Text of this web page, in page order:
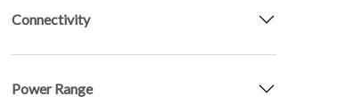
KONTAKT
07
Connectivity
Power Range